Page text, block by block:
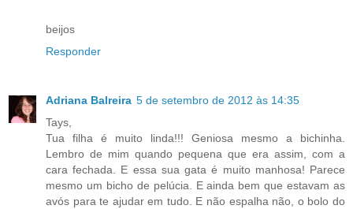
beijos
Responder
Adriana Balreira 5 de setembro de 2012 às 14:35
Tays,
Tua filha é muito linda!!! Geniosa mesmo a bichinha.
Lembro de mim quando pequena que era assim, com a
cara fechada. E essa sua gata é muito manhosa! Parece
mesmo um bicho de pelúcia. E ainda bem que estavam as
avós para te ajudar em tudo. E não espalha não, o bolo do